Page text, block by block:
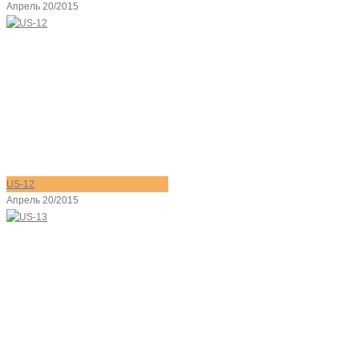
Апрель 20/2015
US-12
Апрель 20/2015